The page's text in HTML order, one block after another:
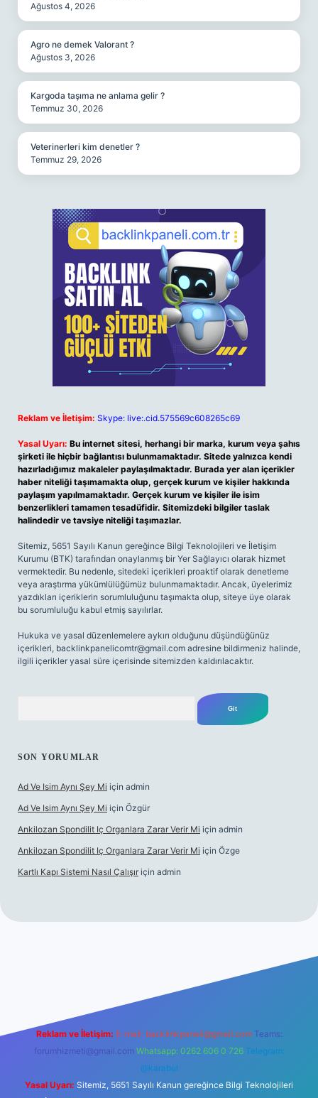
Ağustos 4, 2026
Agro ne demek Valorant ?
Ağustos 3, 2026
Kargoda taşıma ne anlama gelir ?
Temmuz 30, 2026
Veterinerleri kim denetler ?
Temmuz 29, 2026
Reklam ve İletişim: Skype: live:.cid.575569c608265c69
Yasal Uyarı: Bu internet sitesi, herhangi bir marka, kurum veya şahıs
şirketi ile hiçbir bağlantısı bulunmamaktadır. Sitede yalnızca kendi
hazırladığımız makaleler paylaşılmaktadır. Burada yer alan içerikler
haber niteliği taşımamakta olup, gerçek kurum ve kişiler hakkında
paylaşım yapılmamaktadır. Gerçek kurum ve kişiler ile isim
benzerlikleri tamamen tesadüfidir. Sitemizdeki bilgiler taslak
halindedir ve tavsiye niteliği taşımazlar.
Sitemiz, 5651 Sayılı Kanun gereğince Bilgi Teknolojileri ve İletişim
Kurumu (BTK) tarafından onaylanmış bir Yer Sağlayıcı olarak hizmet
vermektedir. Bu nedenle, sitedeki içerikleri proaktif olarak denetleme
veya araştırma yükümlülüğümüz bulunmamaktadır. Ancak, üyelerimiz
yazdıkları içeriklerin sorumluluğunu taşımakta olup, siteye üye olarak
bu sorumluluğu kabul etmiş sayılırlar.
Hukuka ve yasal düzenlemelere aykırı olduğunu düşündüğünüz
içerikleri, backlinkpanelicomtr@gmail.com adresine bildirmeniz halinde,
ilgili içerikler yasal süre içerisinde sitemizden kaldırılacaktır.
SON YORUMLAR
Ad Ve Isim Aynı Şey Mi için admin
Ad Ve Isim Aynı Şey Mi için Özgür
Ankilozan Spondilit Iç Organlara Zarar Verir Mi için admin
Ankilozan Spondilit Iç Organlara Zarar Verir Mi için Özge
Kartlı Kapı Sistemi Nasıl Çalışır için admin
Reklam ve İletişim: E-mail: backlinkpaneli@gmail.com Teams:
forumhizmeti@gmail.com Whatsapp: 0262 606 0 726 Telegram:
@karabul
Yasal Uyarı: Sitemiz, 5651 Sayılı Kanun gereğince Bilgi Teknolojileri